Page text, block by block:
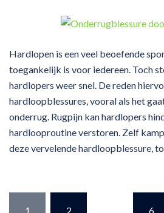
Hardlopen is een veel beoefende
toegankelijk is voor iedereen. Toch
hardlopers weer snel. De reden
hardloopblessures, vooral als het
onderrug. Rugpijn kan hardlopers
hardlooproutine verstoren. Zelf
deze vervelende hardloopblessure,
1 2 6